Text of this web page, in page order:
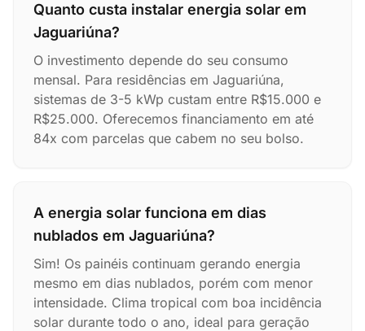
Quanto custa instalar energia solar em
Jaguariúna?
O investimento depende do seu consumo
mensal. Para residências em Jaguariúna,
sistemas de 3-5 kWp custam entre R$15.000 e
R$25.000. Oferecemos financiamento em até
84x com parcelas que cabem no seu bolso.
A energia solar funciona em dias
nublados em Jaguariúna?
Sim! Os painéis continuam gerando energia
mesmo em dias nublados, porém com menor
intensidade. Clima tropical com boa incidência
solar durante todo o ano, ideal para geração